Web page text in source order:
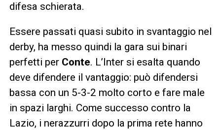
difesa schierata.
Essere passati quasi subito in svantaggio nel
derby, ha messo quindi la gara sui binari
perfetti per Conte. L’Inter si esalta quando
deve difendere il vantaggio: può difendersi
bassa con un 5-3-2 molto corto e fare male
in spazi larghi. Come successo contro la
Lazio, i nerazzurri dopo la prima rete hanno